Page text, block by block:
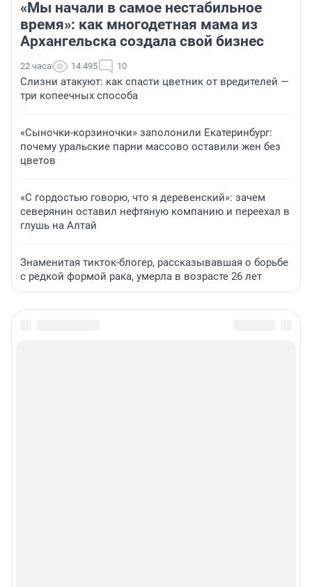
«Мы начали в самое нестабильное
время»: как многодетная мама из
Архангельска создала свой бизнес
22 часа 14 495 10
Слизни атакуют: как спасти цветник от вредителей —
три копеечных способа
«Сыночки-корзиночки» заполонили Екатеринбург:
почему уральские парни массово оставили жен без
цветов
«С гордостью говорю, что я деревенский»: зачем
северянин оставил нефтяную компанию и переехал в
глушь на Алтай
Знаменитая тикток-блогер, рассказывавшая о борьбе
с редкой формой рака, умерла в возрасте 26 лет